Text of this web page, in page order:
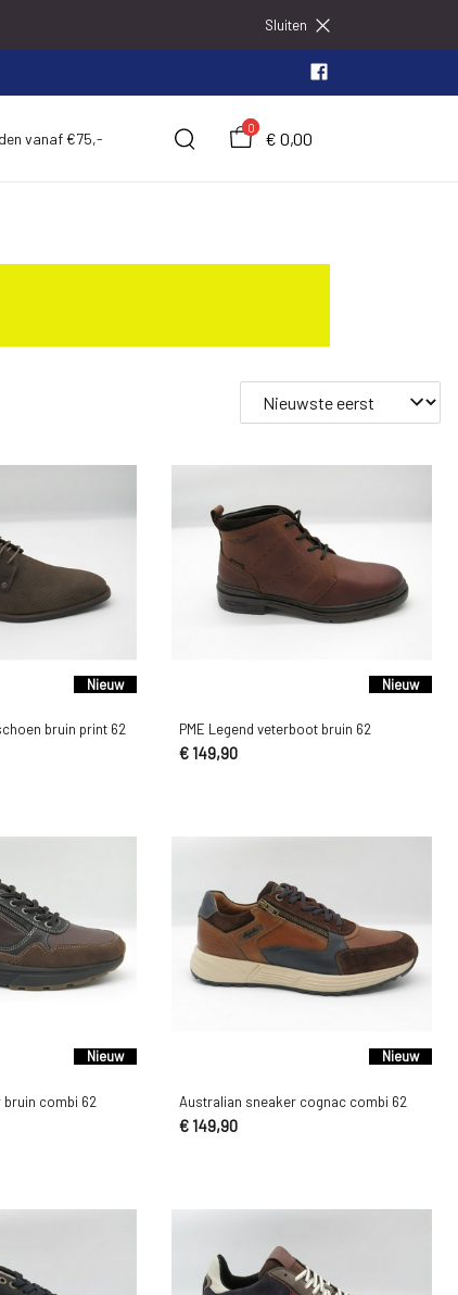
Sluiten
vanaf €75,-
0
€ 0,00
Nieuw
bruin print 62
Nieuw
PME Legend veterboot bruin 62
€ 149,90
Nieuw
combi 62
Nieuw
Australian sneaker cognac combi 62
€ 149,90